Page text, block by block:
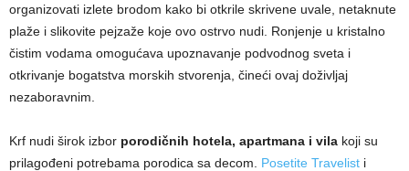
organizovati izlete brodom kako bi otkrile skrivene uvale, netaknute
plaže i slikovite pejzaže koje ovo ostrvo nudi. Ronjenje u kristalno
čistim vodama omogućava upoznavanje podvodnog sveta i
otkrivanje bogatstva morskih stvorenja, čineći ovaj doživljaj
nezaboravnim.
Krf nudi širok izbor porodičnih hotela, apartmana i vila koji su
prilagođeni potrebama porodica sa decom. Posetite Travelist i